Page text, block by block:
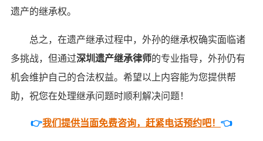
遗产的继承权。
总之，在遗产继承过程中，外孙的继承权确实面临诸
多挑战，但通过深圳遗产继承律师的专业指导，外孙仍有
机会维护自己的合法权益。希望以上内容能为您提供帮
助，祝您在处理继承问题时顺利解决问题！
👉我们提供当面免费咨询，赶紧电话预约吧！ 👈